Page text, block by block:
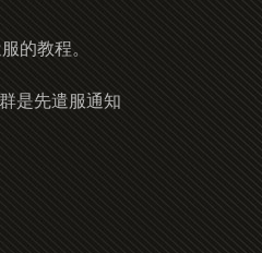
的教程。
是先遣服通知